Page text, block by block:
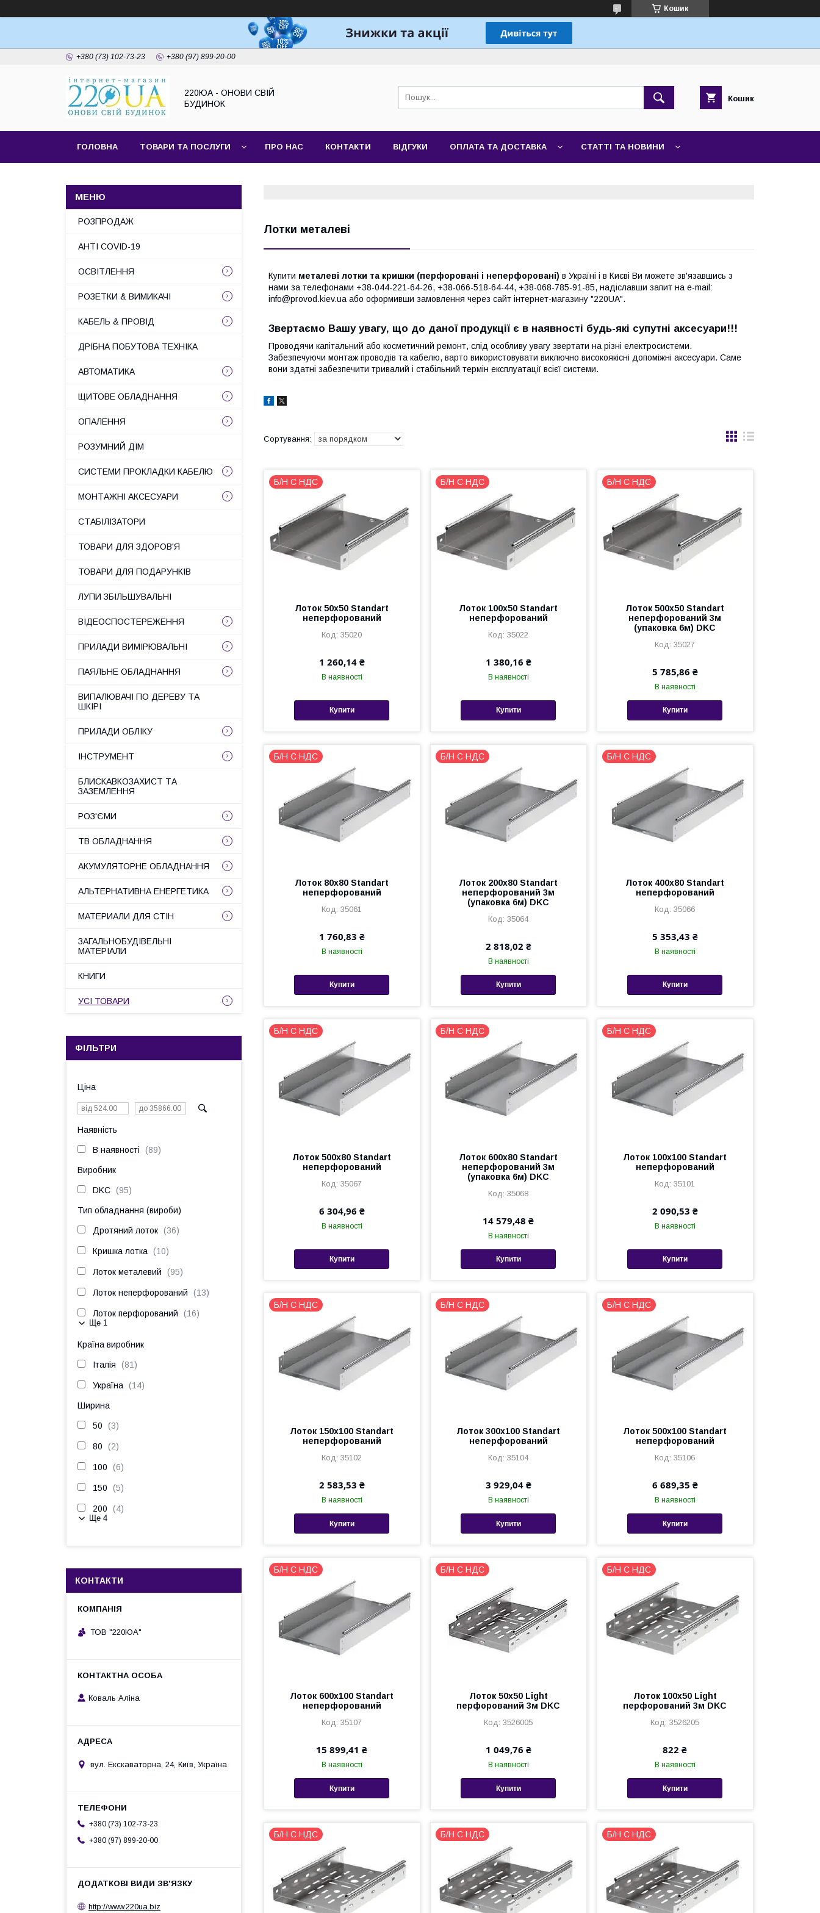
Кошик
+380 (73) 102-73-23 +380 (97) 899-20-00
220ЮА - ОНОВИ СВІЙ
БУДИНОК
Кошик
ГОЛОВНА ТОВАРИ ТА ПОСЛУГИ ПРО НАС КОНТАКТИ ВІДГУКИ ОПЛАТА ТА ДОСТАВКА СТАТТІ ТА НОВИНИ
Лотки металеві
Купити металеві лотки та кришки (перфоровані і неперфоровані) в Україні і в Києві Ви можете зв'язавшись з
нами за телефонами +38-044-221-64-26, +38-066-518-64-44, +38-068-785-91-85, надіславши запит на e-mail:
info@provod.kiev.ua або оформивши замовлення через сайт інтернет-магазину "220UA".
Звертаємо Вашу увагу, що до даної продукції є в наявності будь-які супутні аксесуари!!!
Проводячи капітальний або косметичний ремонт, слід особливу увагу звертати на різні електросистеми.
Забезпечуючи монтаж проводів та кабелю, варто використовувати виключно високоякісні допоміжні аксесуари. Саме
вони здатні забезпечити тривалий і стабільний термін експлуатації всієї системи.
Б/Н С НДС
Лоток 50х50 Standart
неперфорований
35020
1 260,14 ₴
В наявності
Купити
Б/Н С НДС
Лоток 100х50 Standart
неперфорований
35022
1 380,16 ₴
В наявності
Купити
Б/Н С НДС
Лоток 500х50 Standart
неперфорований 3м
(упаковка 6м) DKC
35027
5 785,86 ₴
В наявності
Купити
Б/Н С НДС
Лоток 80х80 Standart
неперфорований
35061
1 760,83 ₴
В наявності
Купити
Б/Н С НДС
Лоток 200х80 Standart
неперфорований 3м
(упаковка 6м) DKC
35064
2 818,02 ₴
В наявності
Купити
Б/Н С НДС
Лоток 400х80 Standart
неперфорований
35066
5 353,43 ₴
В наявності
Купити
Б/Н С НДС
Лоток 500х80 Standart
неперфорований
35067
6 304,96 ₴
В наявності
Купити
Б/Н С НДС
Лоток 600х80 Standart
неперфорований 3м
(упаковка 6м) DKC
35068
14 579,48 ₴
В наявності
Купити
Б/Н С НДС
Лоток 100х100 Standart
неперфорований
35101
2 090,53 ₴
В наявності
Купити
Б/Н С НДС
Лоток 150х100 Standart
неперфорований
35102
2 583,53 ₴
В наявності
Купити
Б/Н С НДС
Лоток 300х100 Standart
неперфорований
35104
3 929,04 ₴
В наявності
Купити
Б/Н С НДС
Лоток 500х100 Standart
неперфорований
35106
6 689,35 ₴
В наявності
Купити
Б/Н С НДС
Лоток 600х100 Standart
неперфорований
35107
15 899,41 ₴
В наявності
Купити
Б/Н С НДС
Лоток 50х50 Light
перфорований 3м DKC
3526005
1 049,76 ₴
В наявності
Купити
Б/Н С НДС
Лоток 100х50 Light
перфорований 3м DKC
3526205
822 ₴
В наявності
Купити
Б/Н С НДС Б/Н С НДС Б/Н С НДС
РОЗПРОДАЖ
АНТІ COVID-19
ОСВІТЛЕННЯ
РОЗЕТКИ & ВИМИКАЧІ
КАБЕЛЬ & ПРОВІД
ДРІБНА ПОБУТОВА ТЕХНІКА
АВТОМАТИКА
ЩИТОВЕ ОБЛАДНАННЯ
ОПАЛЕННЯ
РОЗУМНИЙ ДІМ
СИСТЕМИ ПРОКЛАДКИ КАБЕЛЮ
МОНТАЖНІ АКСЕСУАРИ
СТАБІЛІЗАТОРИ
ТОВАРИ ДЛЯ ЗДОРОВ'Я
ТОВАРИ ДЛЯ ПОДАРУНКІВ
ЛУПИ ЗБІЛЬШУВАЛЬНІ
ВІДЕОСПОСТЕРЕЖЕННЯ
ПРИЛАДИ ВИМІРЮВАЛЬНІ
ПАЯЛЬНЕ ОБЛАДНАННЯ
ВИПАЛЮВАЧІ ПО ДЕРЕВУ ТА
ШКІРІ
ПРИЛАДИ ОБЛІКУ
ІНСТРУМЕНТ
БЛИСКАВКОЗАХИСТ ТА
ЗАЗЕМЛЕННЯ
РОЗ'ЄМИ
ТВ ОБЛАДНАННЯ
АКУМУЛЯТОРНЕ ОБЛАДНАННЯ
АЛЬТЕРНАТИВНА ЕНЕРГЕТИКА
МАТЕРИАЛИ ДЛЯ СТІН
ЗАГАЛЬНОБУДІВЕЛЬНІ
МАТЕРІАЛИ
КНИГИ
УСІ ТОВАРИ
ФІЛЬТРИ
Ціна
Наявність
В наявності 89
Виробник
DKC 95
Тип обладнання (вироби)
Дротяний лоток 36
Кришка лотка 10
Лоток металевий 95
Лоток неперфорований 13
Лоток перфорований 16
Ще 1
Країна виробник
Італія 81
Україна 14
Ширина
50 3
80 2
100 6
150 5
200 4
Ще 4
КОНТАКТИ
ТОВ "220ЮА"
Коваль Аліна
вул. Екскаваторна, 24, Київ, Україна
+380 (73) 102-73-23
+380 (97) 899-20-00
http://www.220ua.biz